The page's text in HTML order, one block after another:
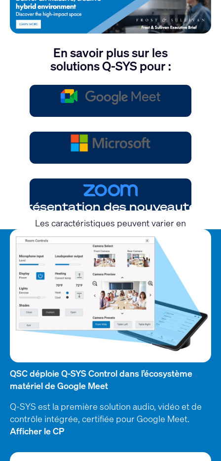
En savoir plus sur les
solutions Q-SYS pour :
Les caractéristiques peuvent varier en
fonction de l’OS et de l’application.
Présentation des nouveautés
QSC déploie Q-SYS Control dans l’écosystème
matériel de Google Meet
Q-SYS est la première solution audio, vidéo et de
contrôle intégrée, certifiée pour Google Meet.
Afficher le CP